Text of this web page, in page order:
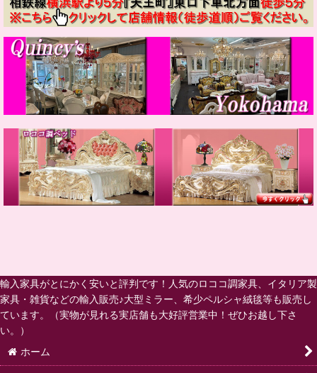
輸入家具がとにかく安いと評判です！人気のロココ調家具、イタリア製
家具・雑貨などの輸入販売♪大型ミラー、希少ペルシャ絨毯等も販売し
ています。（実物が見れる実店舗も大好評営業中！ぜひお越し下さ
い。）
ホーム